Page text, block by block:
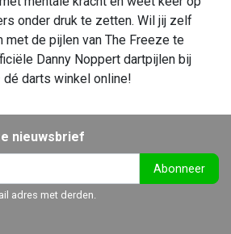
onder druk te zetten. Wil jij zelf
met de pijlen van The Freeze te
Danny Noppert dartpijlen bij
dé darts winkel online!
nieuwsbrief
Abonneer
adres met derden.